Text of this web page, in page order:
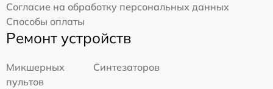
Согласие на обработку персональных данных
Способы оплаты
Ремонт устройств
Микшерных
пультов
Синтезаторов